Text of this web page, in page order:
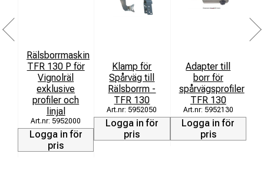
Rälsborrmaskin
TFR 130 P för
Vignolräl
exklusive
profiler och
linjal
5952000
Logga in för
pris
Klamp för
Spårväg till
Rälsborrm -
TFR 130
5952050
Logga in för
pris
Adapter till
borr för
spårvägsprofiler
TFR 130
5952130
Logga in för
pris